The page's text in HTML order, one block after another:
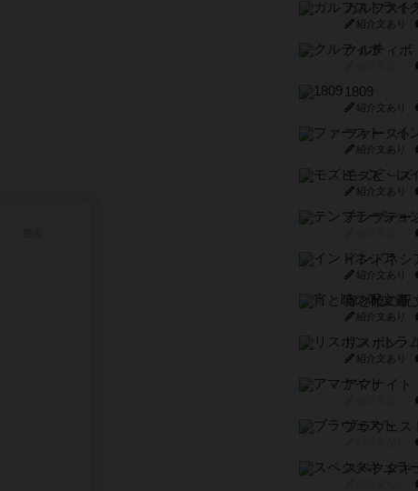
ガルフスト
紹介文あり
クルティボ
1809
紹介文あり
紹介文あり
モズビ－ズ
紹介文あり
テンプテー
インドネシ
紹介文あり
宵と暁の呪
紹介文あり
リスボン・
紹介文あり
アマナイト
ブラヴェス
スペクタキ